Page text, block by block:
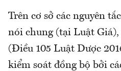
Trên cơ sở các nguyên
nói chung (tại Luật
(Điều 105 Luật Dược
kiểm soát đồng bộ bởi